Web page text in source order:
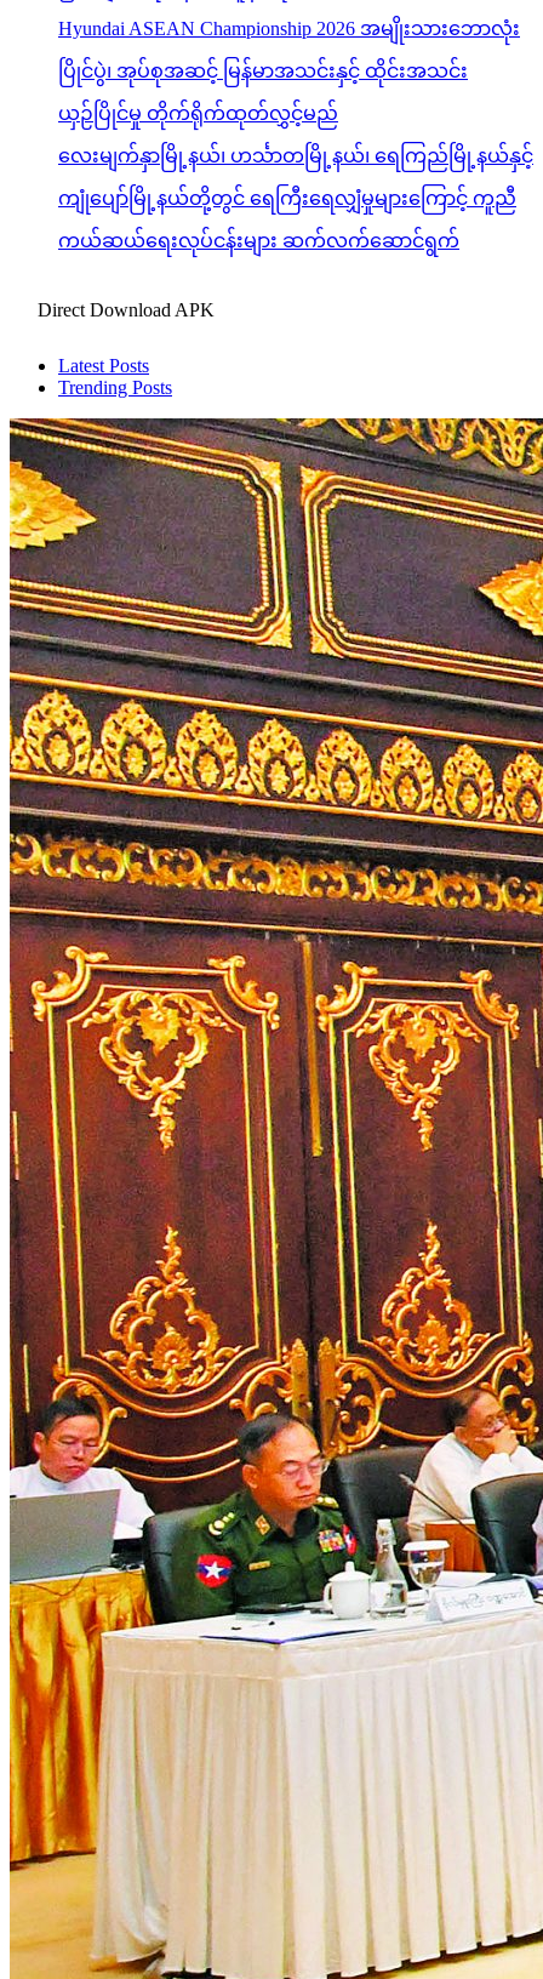
Hyundai ASEAN Championship 2026 အမျိုးသားဘောလုံး
ပြိုင်ပွဲ၊ အုပ်စုအဆင့် မြန်မာအသင်းနှင့် ထိုင်းအသင်း
ယှဉ်ပြိုင်မှု တိုက်ရိုက်ထုတ်လွှင့်မည်
လေးမျက်နှာမြို့နယ်၊ ဟင်္သာတမြို့နယ်၊ ရေကြည်မြို့နယ်နှင့်
ကျုံပျော်မြို့နယ်တို့တွင် ရေကြီးရေလျှံမှုများကြောင့် ကူညီ
ကယ်ဆယ်ရေးလုပ်ငန်းများ ဆက်လက်ဆောင်ရွက်
Direct Download APK
Latest Posts
Trending Posts